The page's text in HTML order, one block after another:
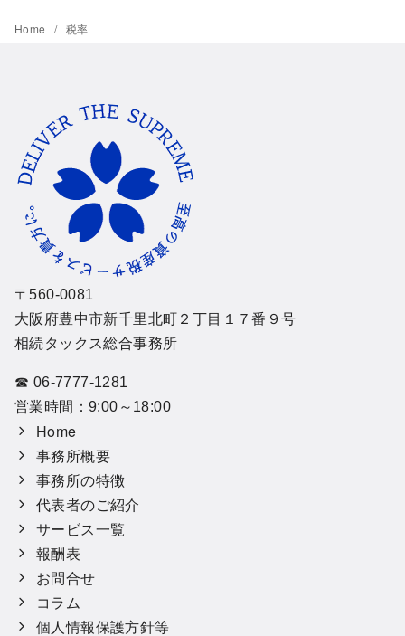
Home 税率
〒560-0081
大阪府豊中市新千里北町２丁目１７番９号
相続タックス総合事務所
☎ 06-7777-1281
営業時間：9:00～18:00
Home
事務所概要
事務所の特徴
代表者のご紹介
サービス一覧
報酬表
お問合せ
コラム
個人情報保護方針等